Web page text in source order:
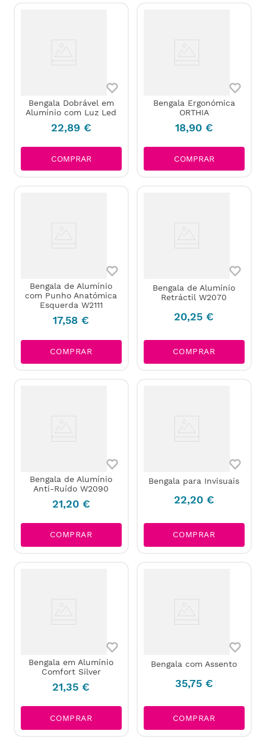
Bengala Dobrável em
Alumínio com Luz Led
22,89 €
COMPRAR
Bengala Ergonómica
ORTHIA
18,90 €
COMPRAR
Bengala de Alumínio
com Punho Anatómica
Esquerda W2111
17,58 €
COMPRAR
Bengala de Alumínio
Retráctil W2070
20,25 €
COMPRAR
Bengala de Alumínio
Anti-Ruído W2090
21,20 €
COMPRAR
Bengala para Invisuais
22,20 €
COMPRAR
Bengala em Alumínio
Comfort Silver
21,35 €
COMPRAR
Bengala com Assento
35,75 €
COMPRAR